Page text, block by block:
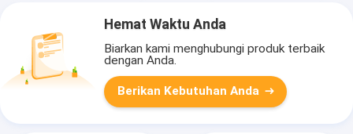
Hemat Waktu Anda
Biarkan kami menghubungi produk terbaik
dengan Anda.
Berikan Kebutuhan Anda